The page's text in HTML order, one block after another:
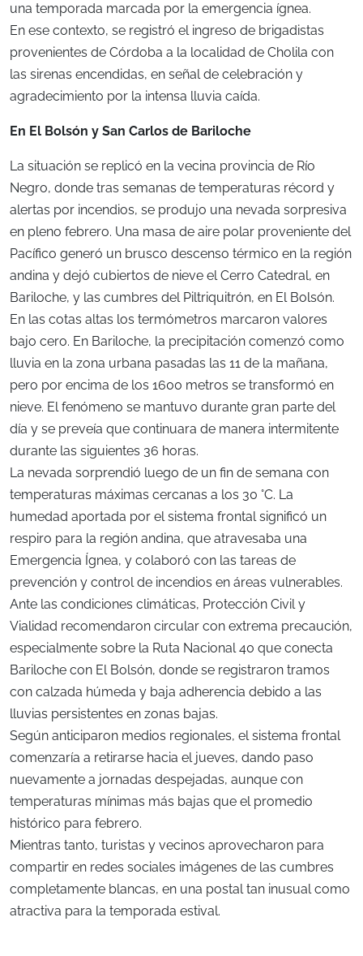
una temporada marcada por la emergencia ígnea.
En ese contexto, se registró el ingreso de brigadistas
provenientes de Córdoba a la localidad de Cholila con
las sirenas encendidas, en señal de celebración y
agradecimiento por la intensa lluvia caída.
En El Bolsón y San Carlos de Bariloche
La situación se replicó en la vecina provincia de Río
Negro, donde tras semanas de temperaturas récord y
alertas por incendios, se produjo una nevada sorpresiva
en pleno febrero. Una masa de aire polar proveniente del
Pacífico generó un brusco descenso térmico en la región
andina y dejó cubiertos de nieve el Cerro Catedral, en
Bariloche, y las cumbres del Piltriquitrón, en El Bolsón.
En las cotas altas los termómetros marcaron valores
bajo cero. En Bariloche, la precipitación comenzó como
lluvia en la zona urbana pasadas las 11 de la mañana,
pero por encima de los 1600 metros se transformó en
nieve. El fenómeno se mantuvo durante gran parte del
día y se preveía que continuara de manera intermitente
durante las siguientes 36 horas.
La nevada sorprendió luego de un fin de semana con
temperaturas máximas cercanas a los 30 °C. La
humedad aportada por el sistema frontal significó un
respiro para la región andina, que atravesaba una
Emergencia Ígnea, y colaboró con las tareas de
prevención y control de incendios en áreas vulnerables.
Ante las condiciones climáticas, Protección Civil y
Vialidad recomendaron circular con extrema precaución,
especialmente sobre la Ruta Nacional 40 que conecta
Bariloche con El Bolsón, donde se registraron tramos
con calzada húmeda y baja adherencia debido a las
lluvias persistentes en zonas bajas.
Según anticiparon medios regionales, el sistema frontal
comenzaría a retirarse hacia el jueves, dando paso
nuevamente a jornadas despejadas, aunque con
temperaturas mínimas más bajas que el promedio
histórico para febrero.
Mientras tanto, turistas y vecinos aprovecharon para
compartir en redes sociales imágenes de las cumbres
completamente blancas, en una postal tan inusual como
atractiva para la temporada estival.